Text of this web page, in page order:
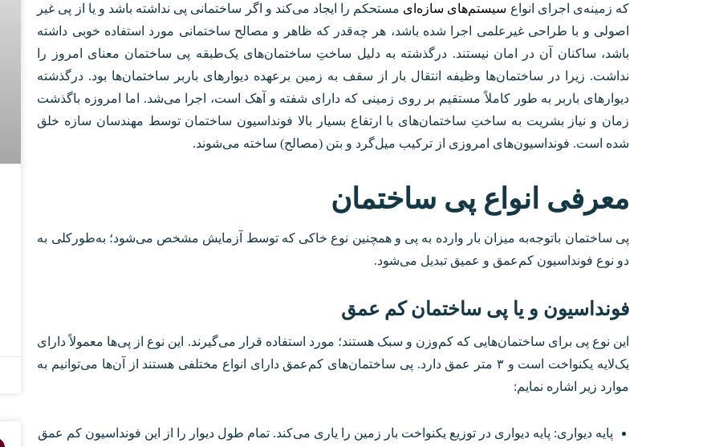
که زمینه‌ی اجرای انواع سیستم‌های سازه‌ای مستحکم را ایجاد می‌کند و اگر ساختمانی پی نداشته باشد و یا از پی غیر
اصولی و با طراحی غیرعلمی اجرا شده باشد، هر چه‌قدر که ظاهر و مصالح ساختمانی مورد استفاده خوبی داشته
باشد، ساکنان آن در امان نیستند‌. درگذشته به دلیل ساختِ ساختمان‌های یک‌طبقه پی ساختمان معنای امروز را
نداشت. زیرا در ساختمان‌ها وظیفه انتقال بار از سقف به زمین برعهده دیوار‌های باربر ساختمان‌ها بود. درگذشته
دیوارهای باربر به طور کاملاً مستقیم بر روی زمینی که دارای شفته و آهک است، اجرا می‌شد. اما امروزه باگذشت
زمان و نیاز بشریت به ساختِ ساختمان‌های با ارتفاع بسیار بالا فونداسیون ساختمان توسط مهندسان سازه خلق
شده است. فونداسیون‌های امروزی از ترکیب میل‌گرد و بتن (مصالح) ساخته می‌شوند.
معرفی انواع پی ساختمان
پی ساختمان باتوجه‌به میزان بار وارده به پی و همچنین نوع خاکی که توسط آزمایش مشخص می‌شود؛ به‌طورکلی به
دو نوع فونداسیون کم‌عمق و عمیق تبدیل می‌شود.
فونداسیون و یا پی ساختمان کم عمق
این نوع پی برای ساختمان‌هایی که کم‌وزن و سبک هستند؛ مورد استفاده قرار می‌گیرند. این نوع از پی‌ها معمولاً دارای
یک‌لایه یکنواخت است و ۳ متر عمق دارد. پی ساختمان‌های کم‌عمق دارای انواع مختلفی هستند از آن‌ها می‌توانیم به
موارد زیر اشاره نمایم:
پایه دیواری: پایه دیواری در توزیع یکنواخت بار زمین را یاری می‌کند. تمام طول دیوار را از این فونداسیون کم عمق